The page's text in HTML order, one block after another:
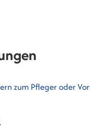
zum Pfleger oder